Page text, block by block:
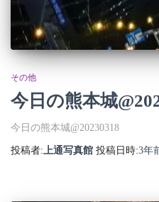
その他
今日の熊本城
今日の熊本城@20230318
投稿者: 上通写真館 投稿日時:3年